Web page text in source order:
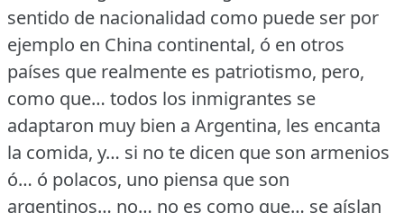
sentido de nacionalidad como puede ser por
ejemplo en China continental, ó en otros
países que realmente es patriotismo, pero,
como que… todos los inmigrantes se
adaptaron muy bien a Argentina, les encanta
la comida, y… si no te dicen que son armenios
ó… ó polacos, uno piensa que son
argentinos… no… no es como que… se aíslan